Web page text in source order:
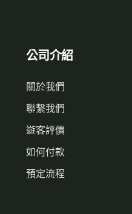
公司介紹
關於我們
聯繫我們
遊客評價
如何付款
預定流程